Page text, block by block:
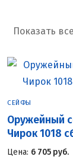
Показать
Сортировка:
самые
недавние
СЕЙФЫ
Оружейный
Чирок 1018
Цена: 6 705 руб.